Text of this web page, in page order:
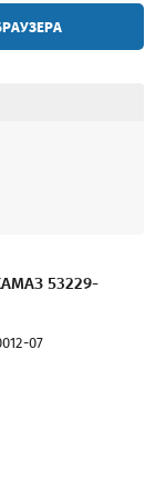
53229-
07